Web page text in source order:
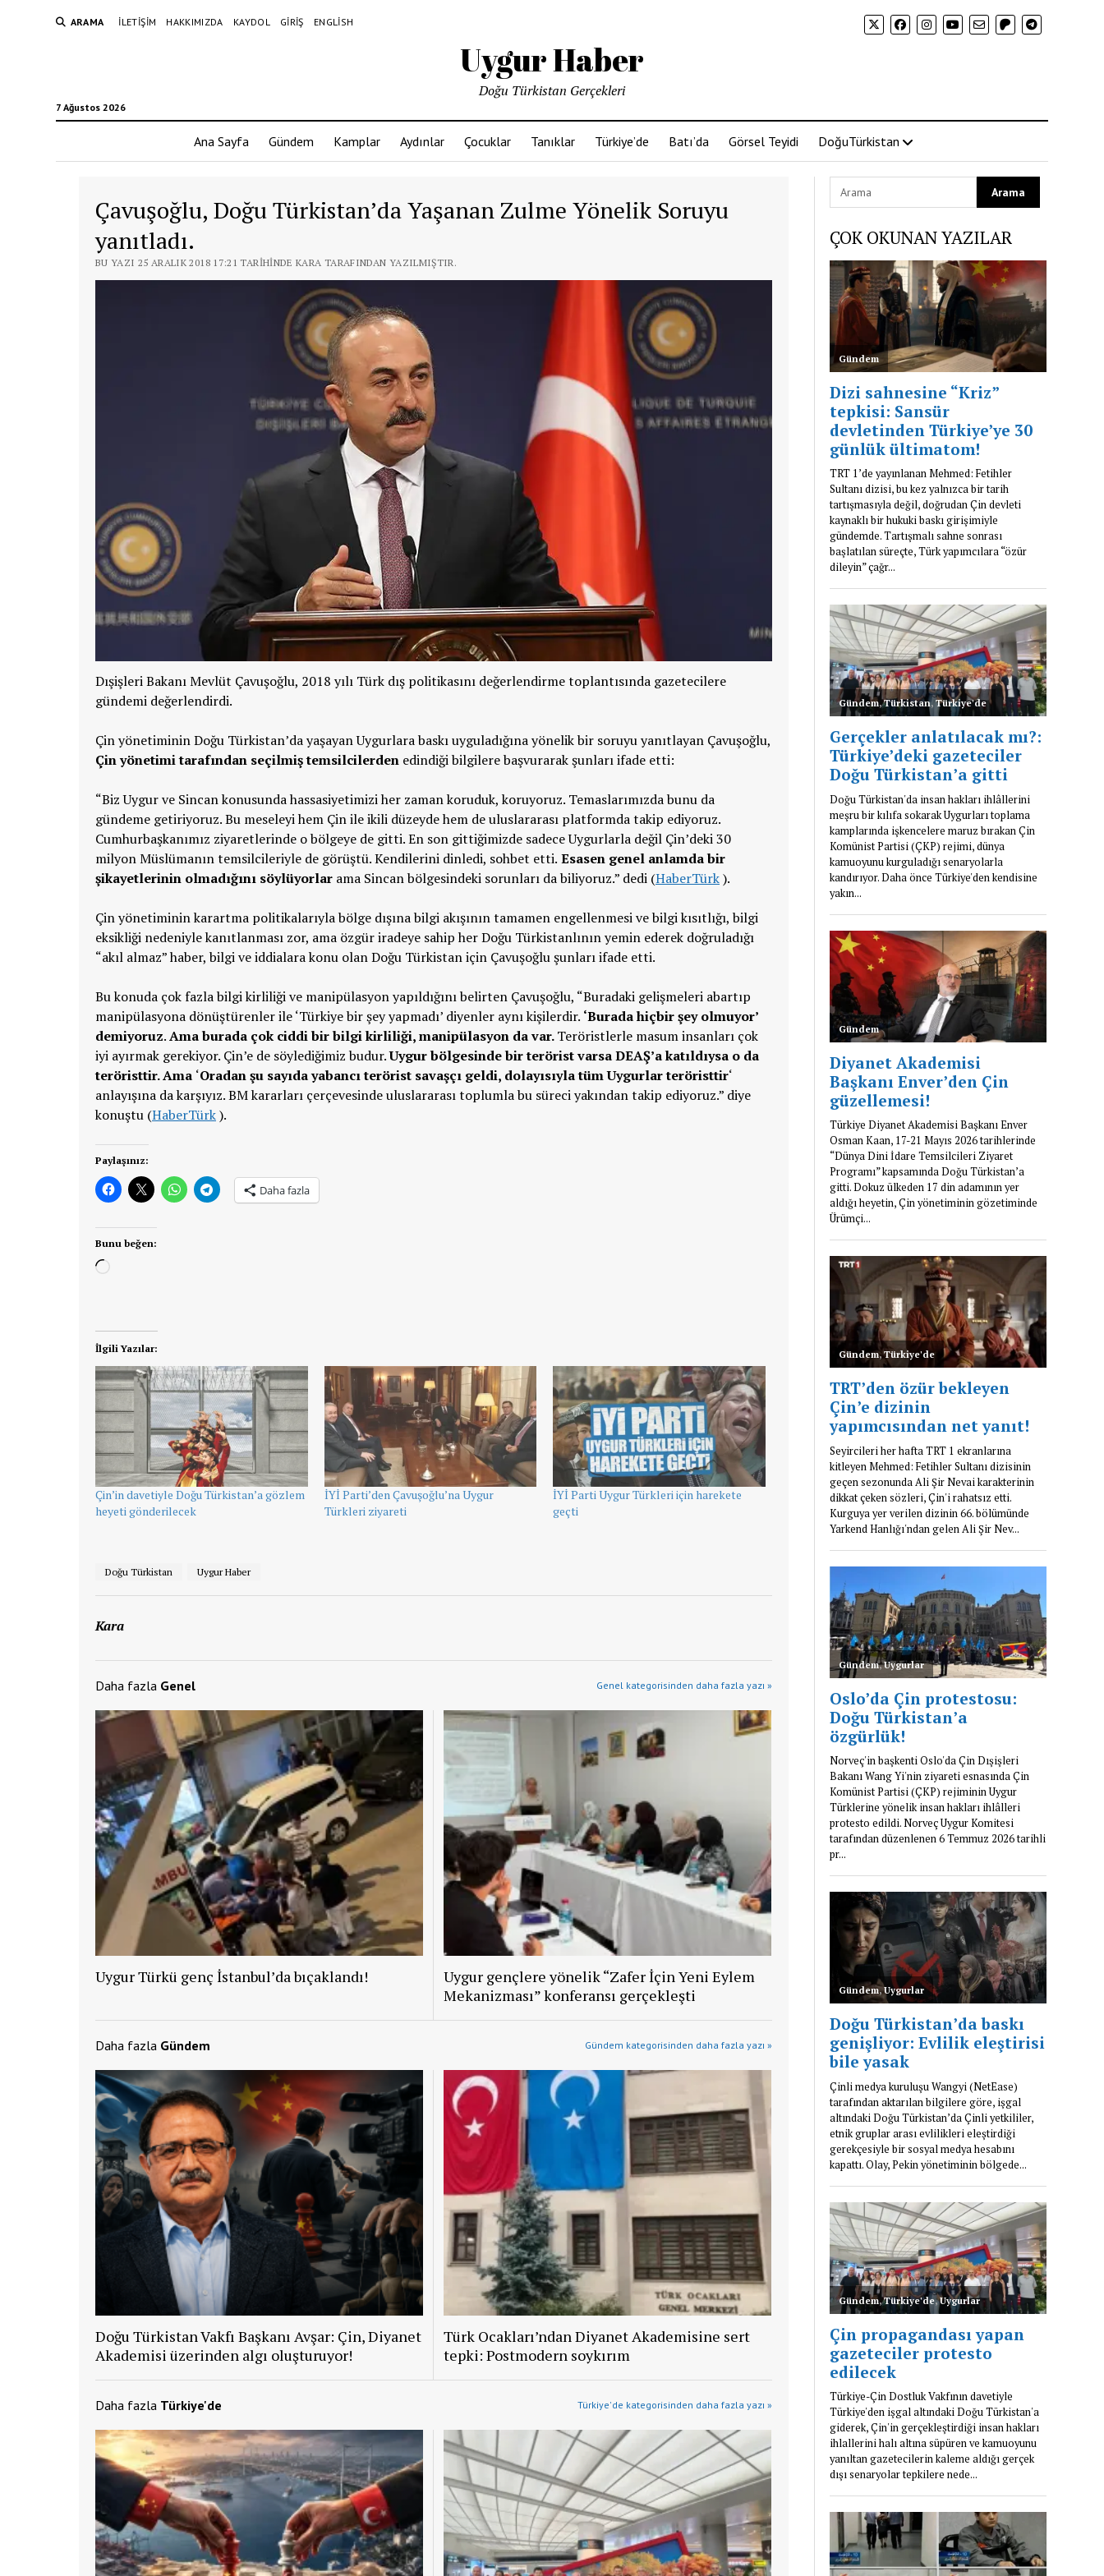
ARAMA İLETIŞIM HAKKIMIZDA KAYDOL GIRIŞ ENGLISH
Uygur Haber
7 Ağustos 2026
Doğu Türkistan Gerçekleri
Ana Sayfa Gündem Kamplar Aydınlar Çocuklar Tanıklar Türkiye’de Batı’da Görsel Teyidi DoğuTürkistan
Çavuşoğlu, Doğu Türkistan’da Yaşanan Zulme Yönelik Soruyu
yanıtladı.
BU YAZI 25 ARALIK 2018 17:21 TARIHINDE KARA TARAFINDAN YAZILMIŞTIR.
Dışişleri Bakanı Mevlüt Çavuşoğlu, 2018 yılı Türk dış politikasını değerlendirme toplantısında gazetecilere
gündemi değerlendirdi.
Çin yönetiminin Doğu Türkistan’da yaşayan Uygurlara baskı uyguladığına yönelik bir soruyu yanıtlayan Çavuşoğlu,
Çin yönetimi tarafından seçilmiş temsilcilerden edindiği bilgilere başvurarak şunları ifade etti:
“Biz Uygur ve Sincan konusunda hassasiyetimizi her zaman koruduk, koruyoruz. Temaslarımızda bunu da
gündeme getiriyoruz. Bu meseleyi hem Çin ile ikili düzeyde hem de uluslararası platformda takip ediyoruz.
Cumhurbaşkanımız ziyaretlerinde o bölgeye de gitti. En son gittiğimizde sadece Uygurlarla değil Çin’deki 30
milyon Müslümanın temsilcileriyle de görüştü. Kendilerini dinledi, sohbet etti. Esasen genel anlamda bir
şikayetlerinin olmadığını söylüyorlar ama Sincan bölgesindeki sorunları da biliyoruz.” dedi (HaberTürk).
Çin yönetiminin karartma politikalarıyla bölge dışına bilgi akışının tamamen engellenmesi ve bilgi kısıtlığı, bilgi
eksikliği nedeniyle kanıtlanması zor, ama özgür iradeye sahip her Doğu Türkistanlının yemin ederek doğruladığı
“akıl almaz” haber, bilgi ve iddialara konu olan Doğu Türkistan için Çavuşoğlu şunları ifade etti.
Bu konuda çok fazla bilgi kirliliği ve manipülasyon yapıldığını belirten Çavuşoğlu, “Buradaki gelişmeleri abartıp
manipülasyona dönüştürenler ile ‘Türkiye bir şey yapmadı’ diyenler aynı kişilerdir. ‘Burada hiçbir şey olmuyor’
demiyoruz.Ama burada çok ciddi bir bilgi kirliliği, manipülasyon da var.Teröristlerle masum insanları çok
iyi ayırmak gerekiyor. Çin’e de söylediğimiz budur.Uygur bölgesinde bir terörist varsa DEAŞ’a katıldıysa o da
teröristtir. Ama ‘Oradan şu sayıda yabancı terörist savaşçı geldi, dolayısıyla tüm Uygurlar teröristtir‘
anlayışına da karşıyız. BM kararları çerçevesinde uluslararası toplumla bu süreci yakından takip ediyoruz.” diye
konuştu (HaberTürk).
Paylaşınız:
Daha fazla
Bunu beğen:
Yükleniyor...
İlgili Yazılar:
Çin’in davetiyle Doğu Türkistan’a gözlem
heyeti gönderilecek
İYİ Parti’den Çavuşoğlu’na Uygur
Türkleri ziyareti
İYİ Parti Uygur Türkleri için harekete
geçti
Doğu Türkistan Uygur Haber
Kara
Daha fazla Genel Genel kategorisinden daha fazla yazı »
Uygur Türkü genç İstanbul’da bıçaklandı!
Uygur gençlere yönelik “Zafer İçin Yeni Eylem
Mekanizması” konferansı gerçekleşti
Daha fazla Gündem Gündem kategorisinden daha fazla yazı »
Doğu Türkistan Vakfı Başkanı Avşar: Çin, Diyanet
Akademisi üzerinden algı oluşturuyor!
Türk Ocakları’ndan Diyanet Akademisine sert
tepki: Postmodern soykırım
Daha fazla Türkiye'de Türkiye'de kategorisinden daha fazla yazı »
ÇOK OKUNAN YAZILAR